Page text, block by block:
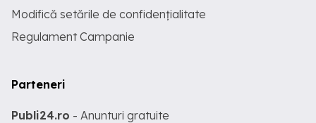
Modifică setările de confidențialitate
Regulament Campanie
Parteneri
Publi24.ro - Anunturi gratuite